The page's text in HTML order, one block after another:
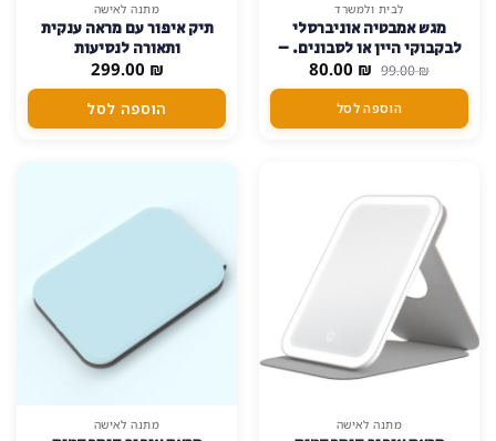
לבית ולמשרד
מגש אמבטיה אוניברסלי
לבקבוקי היין או לסבונים. –
לבן 99.00₪ המחיר
המקורי
היה:
99.00 ₪.
80.00 ₪ המחיר
הנוכחי
80.00 ₪. הוספה לסל
מתנה לאישה
תיק איפור עם מראה ענקית
ותאורה לנסיעות
299.00 ₪
הוספה לסל
מתנה לאישה מתנה לאישה